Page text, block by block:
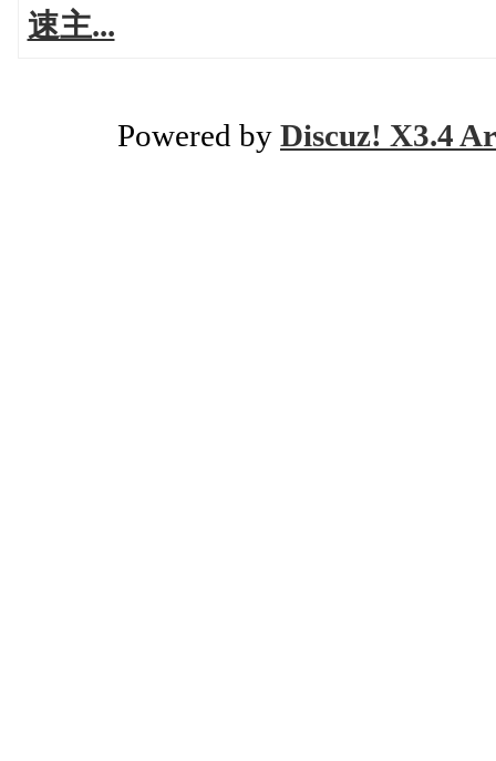
速主...
Powered by Discuz! X3.4